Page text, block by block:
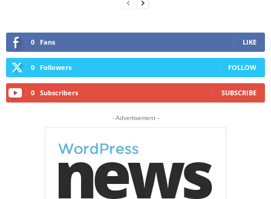
0 Fans LIKE
0 Followers FOLLOW
0 Subscribers SUBSCRIBE
- Advertisement -